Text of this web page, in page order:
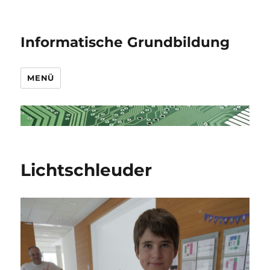
Informatische Grundbildung
MENÜ
Lichtschleuder